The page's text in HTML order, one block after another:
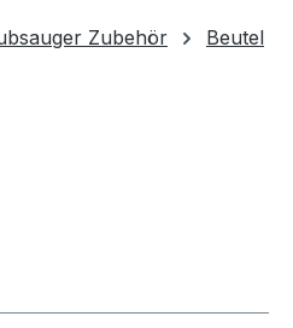
Zubehör
Beutel